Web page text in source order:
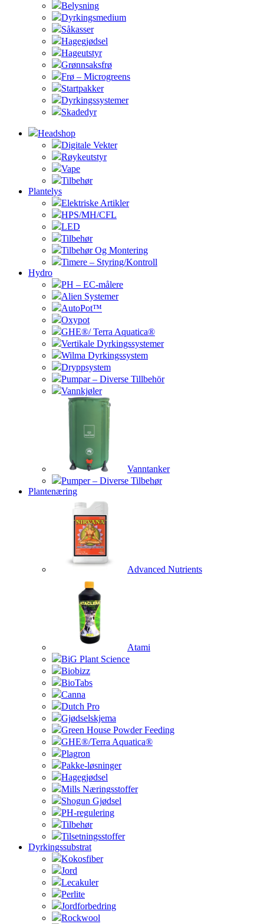
Belysning
Dyrkingsmedium
Såkasser
Hagegjødsel
Hageutstyr
Grønnsaksfrø
Frø – Microgreens
Startpakker
Dyrkingssystemer
Skadedyr
Headshop
Digitale Vekter
Røykeutstyr
Vape
Tilbehør
Plantelys
Elektriske Artikler
HPS/MH/CFL
LED
Tilbehør
Tilbehør Og Montering
Timere – Styring/Kontroll
Hydro
PH – EC-målere
Alien Systemer
AutoPot™
Oxypot
GHE®/ Terra Aquatica®
Vertikale Dyrkingssystemer
Wilma Dyrkingssystem
Dryppsystem
Pumpar – Diverse Tillbehör
Vannkjøler
Vanntanker
Pumper – Diverse Tilbehør
Plantenæring
Advanced Nutrients
Atami
BiG Plant Science
Biobizz
BioTabs
Canna
Dutch Pro
Gjødselskjema
Green House Powder Feeding
GHE®/Terra Aquatica®
Plagron
Pakke-løsninger
Hagegjødsel
Mills Næringsstoffer
Shogun Gjødsel
PH-regulering
Tilbehør
Tilsetningsstoffer
Dyrkingssubstrat
Kokosfiber
Jord
Lecakuler
Perlite
Jordforbedring
Rockwool